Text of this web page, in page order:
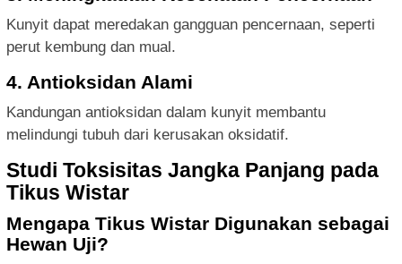
Kunyit dapat meredakan gangguan pencernaan, seperti
perut kembung dan mual.
4. Antioksidan Alami
Kandungan antioksidan dalam kunyit membantu
melindungi tubuh dari kerusakan oksidatif.
Studi Toksisitas Jangka Panjang pada
Tikus Wistar
Mengapa Tikus Wistar Digunakan sebagai
Hewan Uji?